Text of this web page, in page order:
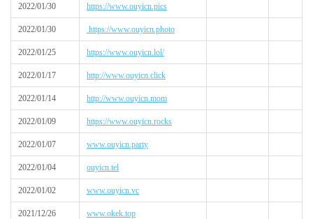
2022/01/30 https://www.ouyicn.pics
2022/01/30 https://www.ouyicn.photo
2022/01/25 https://www.ouyicn.lol/
2022/01/17 http://www.ouyicn.click
2022/01/14 http://www.ouyicn.mom
2022/01/09 https://www.ouyicn.rocks
2022/01/07 www.ouyicn.party
2022/01/04 ouyicn.tel
2022/01/02 www.ouyicn.vc
2021/12/26 www.okek.top